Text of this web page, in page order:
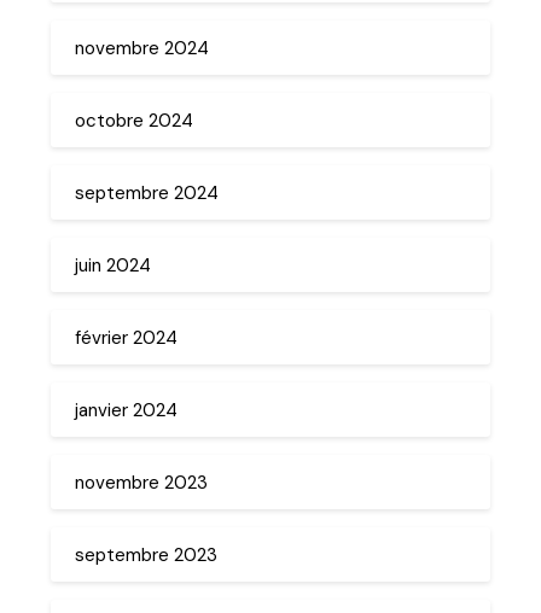
novembre 2024
octobre 2024
septembre 2024
juin 2024
février 2024
janvier 2024
novembre 2023
septembre 2023